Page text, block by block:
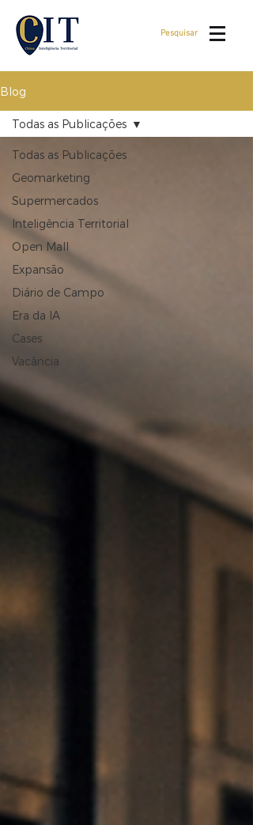
Pesquisar
Blog
Todas as Publicações
Geomarketing
Supermercados
Inteligência Territorial
Open Mall
Expansão
Diário de Campo
Era da IA
Cases
Vacância
Todas as Publicações